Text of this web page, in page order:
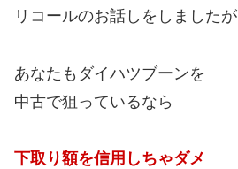
リコールのお話しをしましたが
あなたもダイハツブーンを
中古で狙っているなら
下取り額を信用しちゃダメ